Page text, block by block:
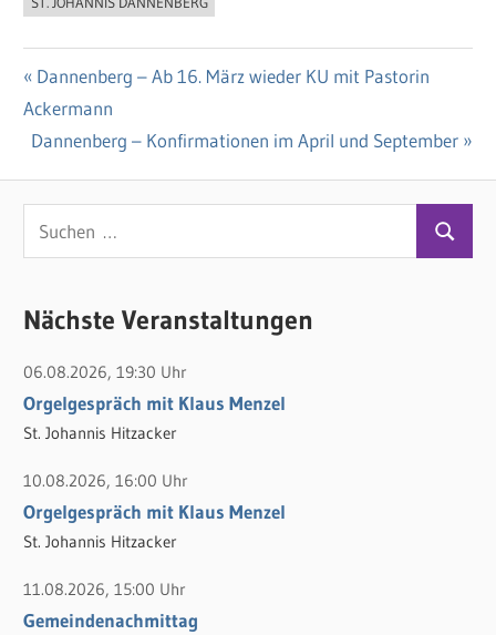
Beitragsnavigation
Vorheriger
Beitrag:
Dannenberg – Ab 16. März wieder KU mit Pastorin
Ackermann
Nächster
Dannenberg – Konfirmationen im April und September
u
h
n
n
a
c
h
:
Nächste Veranstaltungen
06.08.2026, 19:30 Uhr
Orgelgespräch mit Klaus Menzel
St. Johannis Hitzacker
10.08.2026, 16:00 Uhr
Orgelgespräch mit Klaus Menzel
St. Johannis Hitzacker
11.08.2026, 15:00 Uhr
Gemeindenachmittag